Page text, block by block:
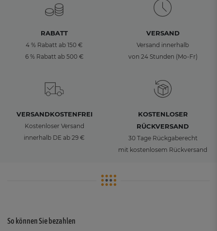
RABATT
4 % Rabatt ab 150 €
6 % Rabatt ab 500 €
VERSAND
Versand innerhalb
von 24 Stunden (Mo-Fr)
VERSANDKOSTENFREI
Kostenloser Versand
innerhalb DE ab 29 €
KOSTENLOSER
RÜCKVERSAND
30 Tage Rückgaberecht
mit kostenlosem Rückversand
So können Sie bezahlen